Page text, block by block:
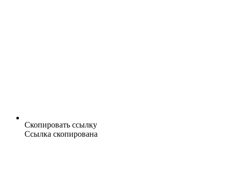
Скопировать ссылку
Ссылка скопирована